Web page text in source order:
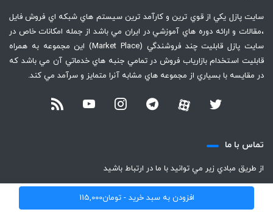
افزودن به سبد خرید -تومان115,000
سايت پازل يكي از قوي ترين و كارآمد ترين سيستم هاي شبكه اي فروش فايل
،‌مقالات و ارائه دوره هاي آموزشي در ايران مي باشد از جمله امكانات خاص در
سايت پازل قابليت چند فروشندگي (Market Place) اين مجموعه به همراه
قابليت استخدام بازارياب فروش در تمامي جنبه هاي خدماتي آن مي باشد كه
در مقايسه با بسياري از مجموعه هاي مشابه آنرا متمايز و سرآمد مي كند.
تماس با ما
از طريق مبادي زير مي توانيد با ما در ارتباط باشيد
+98-920-317-3260